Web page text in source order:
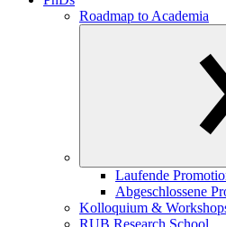
Roadmap to Academia
Laufende
Abgeschlossene
Kolloquium &